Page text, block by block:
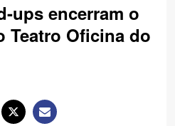
ups encerram o
Teatro Oficina do